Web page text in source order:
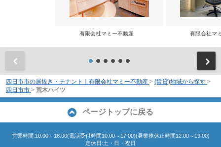
有限会社マミー不動産 有限会社
四日市市の居抜き・テナント｜有限会社マミー不動産 > (賃貸)地域から探す >
四日市市 > 荒木ハイツ
ページトップに戻る
営業時間:10:00－18:00(電話受付時間10:00～17:00)(昼業務休止時間12:00～13:00)
定休日:土・日・祝日